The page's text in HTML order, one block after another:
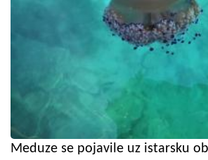
Meduze se pojavile uz istarsku